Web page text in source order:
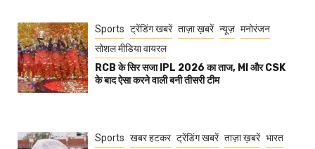
Sports ट्रेंडिंग खबरें ताज़ा ख़बरें न्यूज़ मनोरंजन
सोशल मीडिया वायरल
RCB के सिर सजा IPL 2026 का ताज, MI और CSK
के बाद ऐसा करने वाली बनी तीसरी टीम
Sports खबर हटकर ट्रेंडिंग खबरें ताज़ा ख़बरें भारत